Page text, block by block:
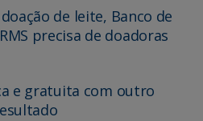
de leite, Banco de
precisa de doadoras
e gratuita com outro